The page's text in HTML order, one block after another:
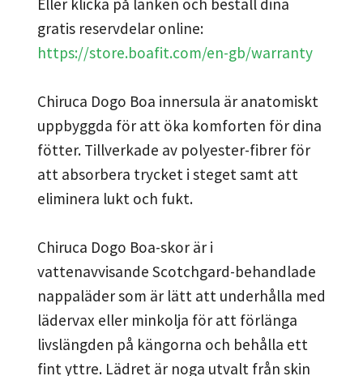
Eller klicka på länken och beställ dina
gratis reservdelar online:
https://store.boafit.com/en-gb/warranty
Chiruca Dogo Boa innersula är anatomiskt
uppbyggda för att öka komforten för dina
fötter. Tillverkade av polyester-fibrer för
att absorbera trycket i steget samt att
eliminera lukt och fukt.
Chiruca Dogo Boa-skor är i
vattenavvisande Scotchgard-behandlade
nappaläder som är lätt att underhålla med
lädervax eller minkolja för att förlänga
livslängden på kängorna och behålla ett
fint yttre. Lädret är noga utvalt från skin